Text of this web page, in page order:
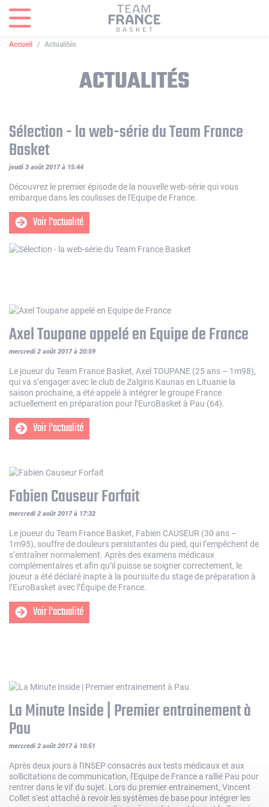
Accueil Actualités
ACTUALITÉS
Sélection - la web-série du Team France
Basket
jeudi 3 août 2017 à 15:44
Découvrez le premier épisode de la nouvelle web-série qui vous
embarque dans les coulisses de l'Equipe de France.
Voir l'actualité
Axel Toupane appelé en Equipe de France
mercredi 2 août 2017 à 20:59
Le joueur du Team France Basket, Axel TOUPANE (25 ans – 1m98),
qui va s’engager avec le club de Zalgiris Kaunas en Lituanie la
saison prochaine, a été appelé à intégrer le groupe France
actuellement en préparation pour l’EuroBasket à Pau (64).
Voir l'actualité
Fabien Causeur Forfait
mercredi 2 août 2017 à 17:32
Le joueur du Team France Basket, Fabien CAUSEUR (30 ans –
1m95), souffre de douleurs persistantes du pied, qui l’empêchent de
s’entraîner normalement. Après des examens médicaux
complémentaires et afin qu’il puisse se soigner correctement, le
joueur a été déclaré inapte à la poursuite du stage de préparation à
l’EuroBasket avec l’Équipe de France.
Voir l'actualité
La Minute Inside | Premier entrainement à
Pau
mercredi 2 août 2017 à 10:51
Après deux jours à l'INSEP consacrés aux tests médicaux et aux
sollicitations de communication, l'Equipe de France a rallié Pau pour
rentrer dans le vif du sujet. Lors du premier entrainement, Vincent
Collet s'est attaché à revoir les systèmes de base pour intégrer les
Panneau de gestion des cookies